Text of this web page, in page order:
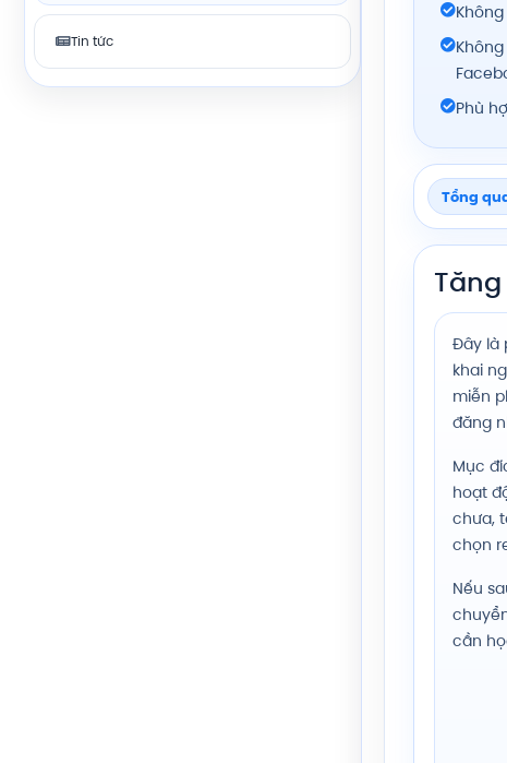
Tin tức
Phù
Tổng
Đây là
khai
miễn
đăng
Mục
hoạt
chưa,
chọn
Nếu
cần